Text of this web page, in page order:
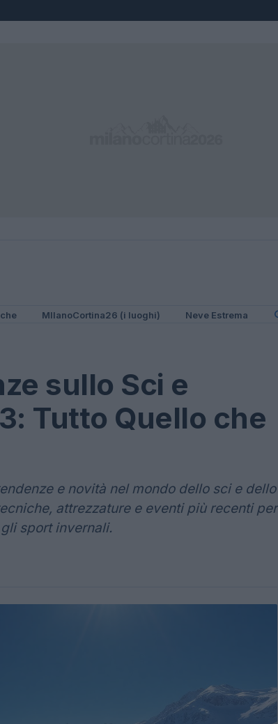
MIlanoCortina26 (i luoghi) Neve Estrema
sullo Sci e
Tutto Quello che
e novità nel mondo dello sci e dello
attrezzature e eventi più recenti per
sport invernali.